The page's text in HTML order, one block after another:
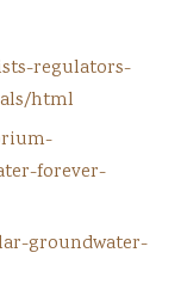
regulators-
html
forever-
groundwater-